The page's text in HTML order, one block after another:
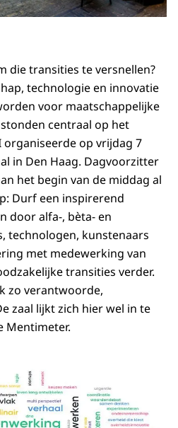
die transities te versnellen?
technologie en innovatie
voor maatschappelijke
centraal op het
organiseerde op vrijdag 7
in Den Haag. Dagvoorzitter
het begin van de middag al
Durf een inspirerend
door alfa-, bèta- en
technologen, kunstenaars
met medewerking van
transities verder.
zo verantwoorde,
zaal lijkt zich hier wel in te
Mentimeter.
nu gebeuren om transities te versnellen?